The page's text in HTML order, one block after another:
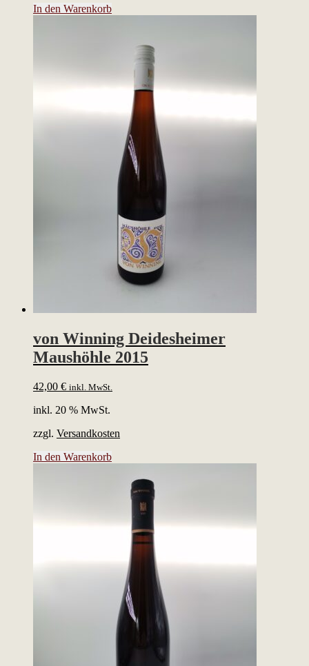
In den Warenkorb
von Winning Deidesheimer
Maushöhle 2015
42,00 € inkl. MwSt.
inkl. 20 % MwSt.
zzgl. Versandkosten
In den Warenkorb